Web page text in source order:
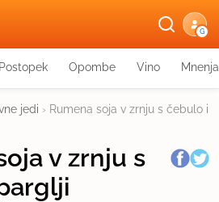
G
Postopek Opombe Vino Mnenja
jedi › Rumena soja v zrnju s čebulo
v zrnju s